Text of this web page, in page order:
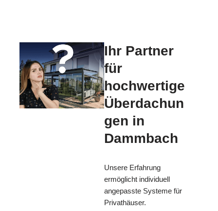
Ihr Partner
für
hochwertige
Überdachun
gen in
Dammbach
Unsere Erfahrung
ermöglicht individuell
angepasste Systeme für
Privathäuser.